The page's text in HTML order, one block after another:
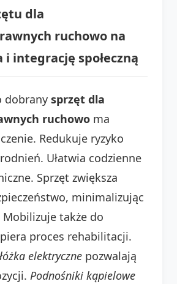
dla
ruchowo na
i integrację społeczną
dobrany sprzęt dla
ruchowo ma
Redukuje ryzyko
Ułatwia codzienne
Sprzęt zwiększa
minimalizując
także do
proces rehabilitacji.
łóżka elektryczne pozwalają
Podnośniki kąpielowe